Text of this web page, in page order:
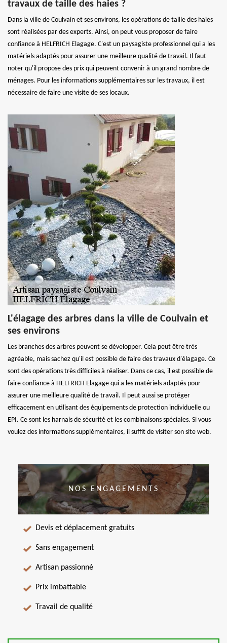
travaux de taille des haies ?
Dans la ville de Coulvain et ses environs, les opérations de taille des haies
sont réalisées par des experts. Ainsi, on peut vous proposer de faire
confiance à HELFRICH Elagage. C'est un paysagiste professionnel qui a les
matériels adaptés pour assurer une meilleure qualité de travail. Il faut
noter qu'il propose des prix qui peuvent convenir à un grand nombre de
ménages. Pour les informations supplémentaires sur les travaux, il est
nécessaire de faire une visite de ses locaux.
L'élagage des arbres dans la ville de Coulvain et
ses environs
Les branches des arbres peuvent se développer. Cela peut être très
agréable, mais sachez qu'il est possible de faire des travaux d'élagage. Ce
sont des opérations très difficiles à réaliser. Dans ce cas, il est possible de
faire confiance à HELFRICH Elagage qui a les matériels adaptés pour
assurer une meilleure qualité de travail. Il peut aussi se protéger
efficacement en utilisant des équipements de protection individuelle ou
EPI. Ce sont les harnais de sécurité et les combinaisons spéciales. Si vous
voulez des informations supplémentaires, il suffit de visiter son site web.
NOS ENGAGEMENTS
Devis et déplacement gratuits
Sans engagement
Artisan passionné
Prix imbattable
Travail de qualité